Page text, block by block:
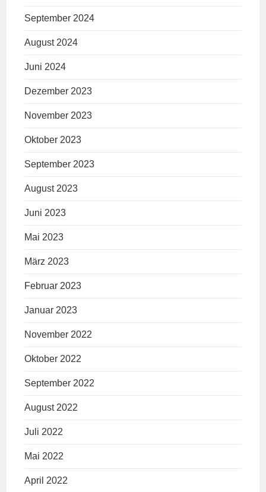
September 2024
August 2024
Juni 2024
Dezember 2023
November 2023
Oktober 2023
September 2023
August 2023
Juni 2023
Mai 2023
März 2023
Februar 2023
Januar 2023
November 2022
Oktober 2022
September 2022
August 2022
Juli 2022
Mai 2022
April 2022